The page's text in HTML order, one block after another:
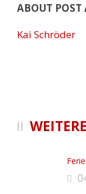
ABOUT POST
Kai Schröder